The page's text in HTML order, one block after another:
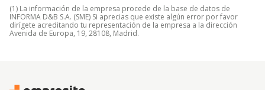
(1) La información de la empresa procede de la base de datos de
INFORMA D&B S.A. (SME) Si aprecias que existe algún error por favor
dirígete acreditando tu representación de la empresa a la dirección
Avenida de Europa, 19, 28108, Madrid.